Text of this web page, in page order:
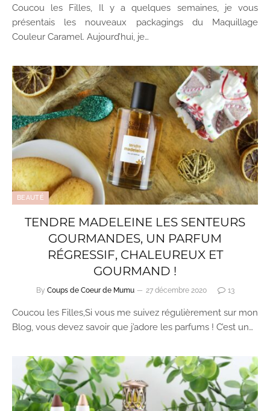
Coucou les Filles, Il y a quelques semaines, je vous
présentais les nouveaux packagings du Maquillage
Couleur Caramel. Aujourd’hui, je…
BEAUTÉ
TENDRE MADELEINE LES SENTEURS
GOURMANDES, UN PARFUM
RÉGRESSIF, CHALEUREUX ET
GOURMAND !
By Coups de Coeur de Mumu 27 décembre 2020 13
Coucou les Filles,Si vous me suivez régulièrement sur mon
Blog, vous devez savoir que j’adore les parfums ! C’est un…